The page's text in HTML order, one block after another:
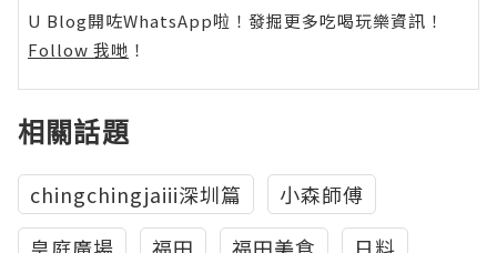
U Blog開咗WhatsApp啦！發掘更多吃喝玩樂資訊！
Follow 我哋 ！
相關話題
chingchingjaiii深圳篇
小森師傅